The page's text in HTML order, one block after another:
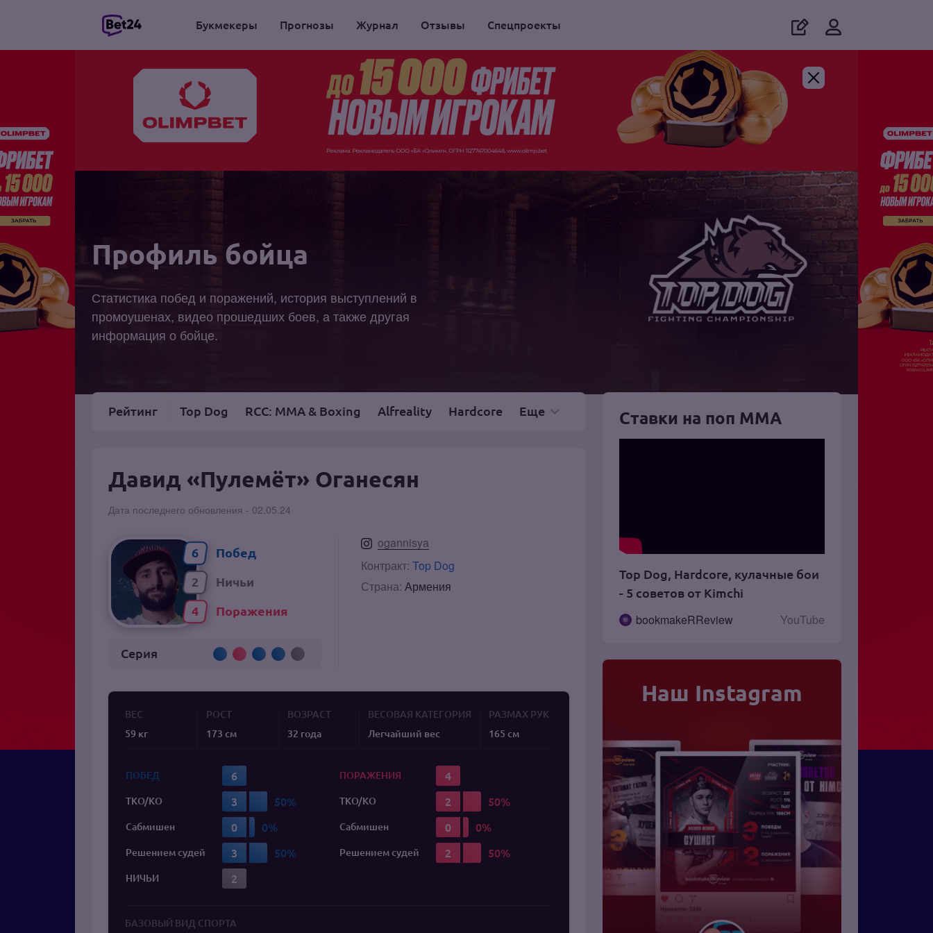
Букмекеры Прогнозы Журнал Отзывы Спецпроекты
Профиль бойца
Статистика побед и поражений, история выступлений в
промоушенах, видео прошедших боев, а также другая
информация о бойце.
Рейтинг Top Dog RCC: MMA & Boxing Alfreality Hardcore Еще
Давид «Пулемёт» Оганесян
Дата последнего обновления - 02.05.24
6
2
4
Серия
ogannisya
Контракт: Top Dog
Страна: Армения
ВЕС
59 кг
РОСТ
173 см
ВОЗРАСТ
32 года
ВЕСОВАЯ КАТЕГОРИЯ
Легчайший вес
РАЗМАХ РУК
165 см
ПОБЕД 6
TKO/KO 3
Сабмишен 0
Решением судей 3
НИЧЬИ 2
ПОРАЖЕНИЯ 4
TKO/KO 2
Сабмишен 0
Решением судей 2
БАЗОВЫЙ ВИД СПОРТА
Ставки на поп ММА
Top Dog, Hardcore, кулачные бои
- 5 советов от Kimchi
bookmakeRReview YouTube
Наш Instagram